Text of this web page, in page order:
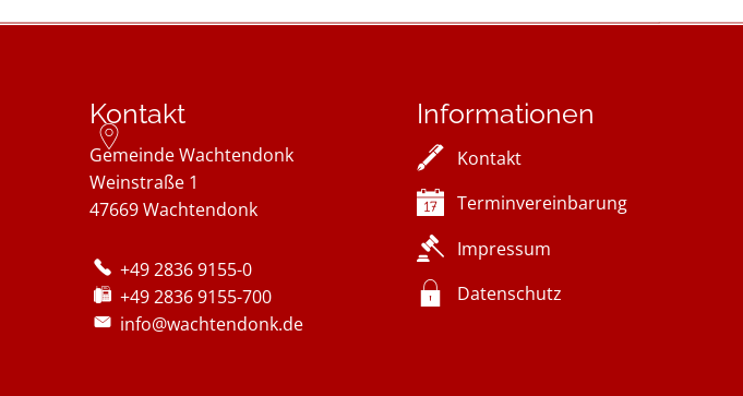
Kontakt
Gemeinde Wachtendonk
Weinstraße 1
47669Wachtendonk
+49 2836 9155-0
+49 2836 9155-700
info@wachtendonk.de
Informationen
Kontakt
Terminvereinbarung
Impressum
Datenschutz